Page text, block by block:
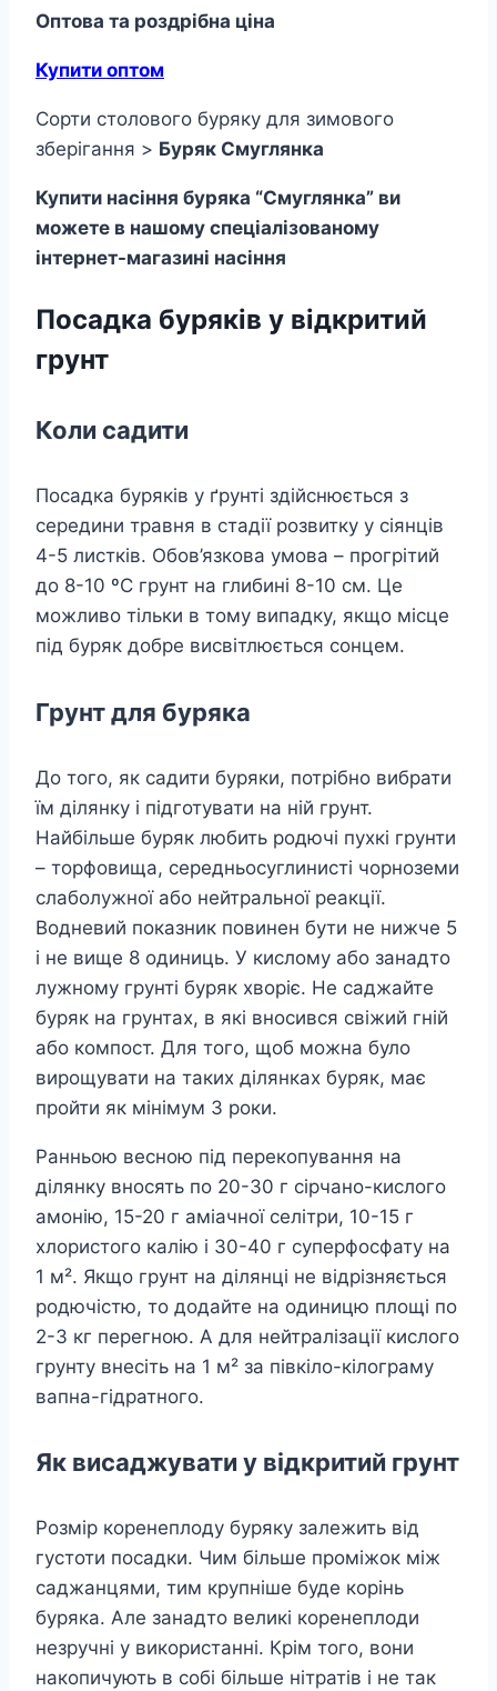
Оптова та роздрібна ціна
Купити оптом
Сорти столового буряку для зимового
зберігання > Буряк Смуглянка
Купити насіння буряка “Смуглянка” ви
можете в нашому спеціалізованому
інтернет-магазині насіння
Посадка буряків у відкритий
грунт
Коли садити
Посадка буряків у ґрунті здійснюється з
середини травня в стадії розвитку у сіянців
4-5 листків. Обов’язкова умова – прогрітий
до 8-10 ºC грунт на глибині 8-10 см. Це
можливо тільки в тому випадку, якщо місце
під буряк добре висвітлюється сонцем.
Грунт для буряка
До того, як садити буряки, потрібно вибрати
їм ділянку і підготувати на ній грунт.
Найбільше буряк любить родючі пухкі грунти
– торфовища, середньосуглинисті чорноземи
слаболужної або нейтральної реакції.
Водневий показник повинен бути не нижче 5
і не вище 8 одиниць. У кислому або занадто
лужному грунті буряк хворіє. Не саджайте
буряк на грунтах, в які вносився свіжий гній
або компост. Для того, щоб можна було
вирощувати на таких ділянках буряк, має
пройти як мінімум 3 роки.
Ранньою весною під перекопування на
ділянку вносять по 20-30 г сірчано-кислого
амонію, 15-20 г аміачної селітри, 10-15 г
хлористого калію і 30-40 г суперфосфату на
1 м². Якщо грунт на ділянці не відрізняється
родючістю, то додайте на одиницю площі по
2-3 кг перегною. А для нейтралізації кислого
грунту внесіть на 1 м² за півкіло-кілограму
вапна-гідратного.
Як висаджувати у відкритий грунт
Розмір коренеплоду буряку залежить від
густоти посадки. Чим більше проміжок між
саджанцями, тим крупніше буде корінь
буряка. Але занадто великі коренеплоди
незручні у використанні. Крім того, вони
накопичують в собі більше нітратів і не так